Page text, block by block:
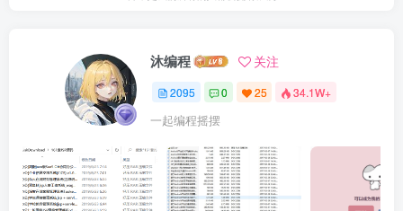
沐编程 关注
2095 0 25 34.1W+
一起编程摇摆